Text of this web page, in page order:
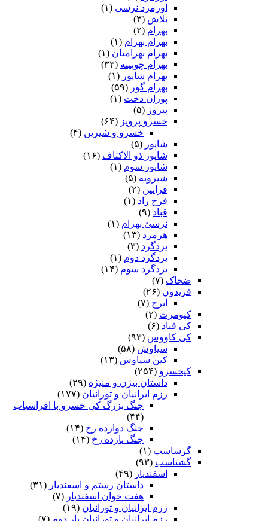
اورمزد نرسى‏ (۱)
بلاش (۳)
بهرام (۲)
بهرام بهرام (۱)
بهرام بهرامیان‏ (۱)
بهرام چوبینه (۳۳)
بهرام شاپور (۱)
بهرام گور (۵۹)
پوران دخت (۱)
پیروز (۵)
خسرو پرویز (۶۴)
خسرو و شیرین (۴)
شاپور (۵)
شاپور ذو الاکتاف (۱۶)
شاپور سوم‏ (۱)
شیرویه (۵)
فرایین (۲)
فرخ زاد (۱)
قباد (۹)
نرسئ بهرام‏ (۱)
هرمزد (۱۳)
یزدگرد (۳)
یزدگرد دوم (۱)
یزدگرد سوم (۱۴)
ضحاک (۷)
فریدون (۲۶)
ایرج (۷)
کیومرث (۲)
کی قباد (۶)
کی کاووس (۹۳)
سیاوش (۵۸)
کین سیاوش (۱۳)
کیخسرو (۲۵۴)
داستان بیژن و منیژه (۲۹)
رزم ایرانیان و تورانیان (۱۷۷)
جنگ بزرگ کی خسرو با افراسیاب
(۴۴)
جنگ دوازده رخ (۱۴)
جنگ یازده رخ (۱۴)
گرشاسپ (۱)
گشتاسب (۹۳)
اسفندیار (۴۹)
داستان رستم و اسفندیار (۳۱)
هفت خوان اسفندیار (۷)
رزم ایرانیان و تورانیان (۱۹)